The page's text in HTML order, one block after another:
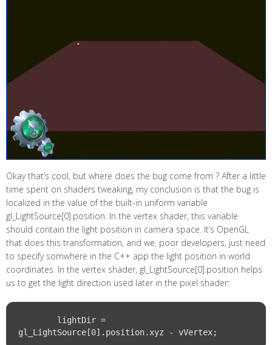
Okay that’s cool, but where does the bug come from ? After a little
time spent on shaders tweaking, my conclusion is that the bug is
localized in the value of the built-in uniform variable
gl_LightSource[0].position. In the vertex shader, this variable
should contain the light position in camera space. It’s OpenGL
that does this transformation, and we, poor developers, just need
to specify somwhere in the C++ app the light position in world
coordinates. In the vertex shader, gl_LightSource[0].position helps
us to get the light direction used later in the pixel shader: